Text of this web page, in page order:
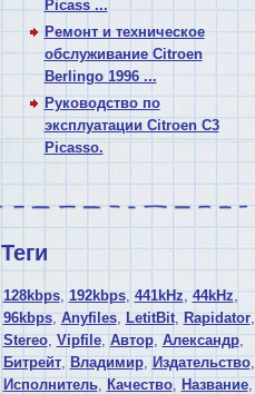
Picass ...
Ремонт и техническое
обслуживание Citroen
Berlingo 1996 ...
Руководство по
эксплуатации Citroen C3
Picasso.
Теги
128kbps, 192kbps, 441kHz, 44kHz,
96kbps, Anyfiles, LetitBit, Rapidator,
Stereo, Vipfile, Автор, Александр,
Битрейт, Владимир, Издательство,
Исполнитель, Качество, Название,